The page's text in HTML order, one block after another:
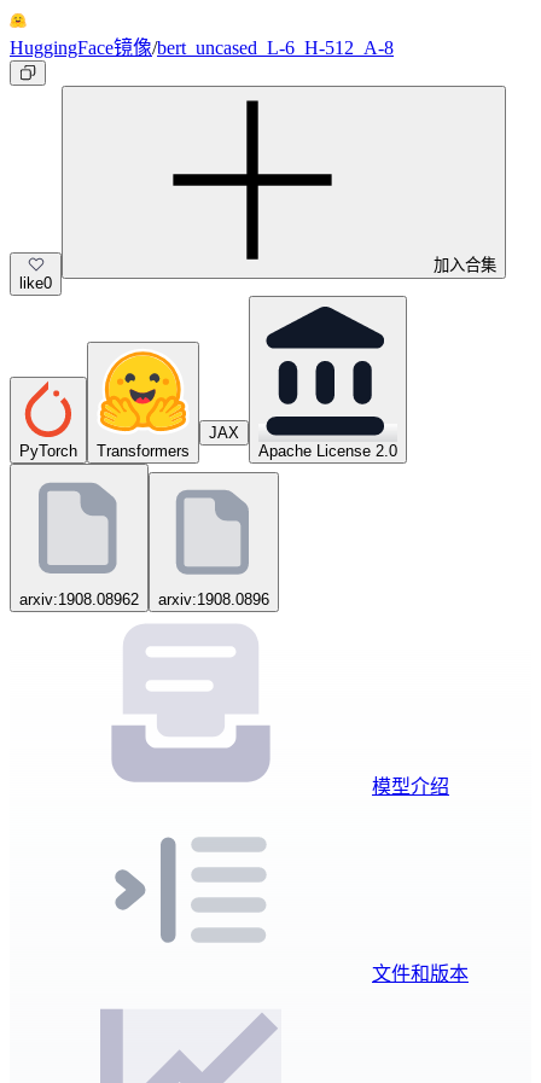
HuggingFace镜像/bert_uncased_L-6_H-512_A-8
like0
加入合集
PyTorch Transformers
JAX
Apache License 2.0
arxiv:1908.08962 arxiv:1908.0896
模型介绍
文件和版本